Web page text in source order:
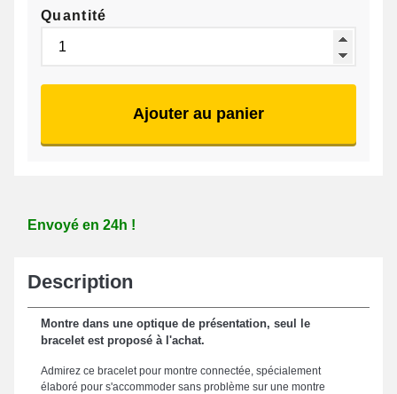
Quantité
Ajouter au panier
Envoyé en 24h !
Description
Montre dans une optique de présentation, seul le
bracelet est proposé à l'achat.
Admirez ce bracelet pour montre connectée, spécialement
élaboré pour s'accommoder sans problème sur une montre